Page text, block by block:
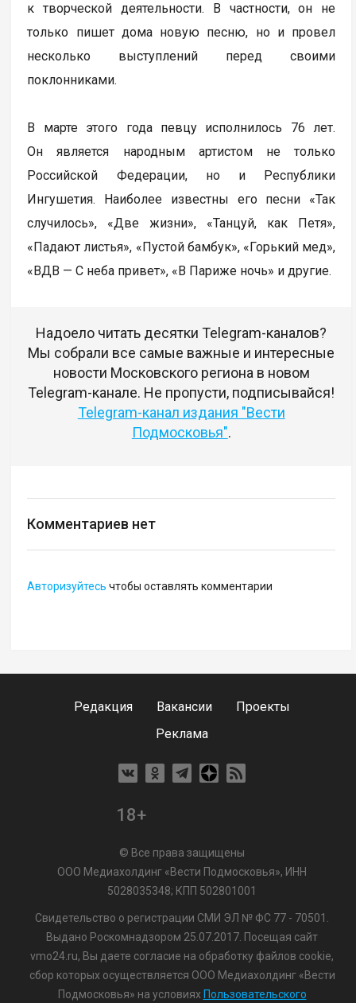
к творческой деятельности. В частности, он не
только пишет дома новую песню, но и провел
несколько выступлений перед своими
поклонниками.
В марте этого года певцу исполнилось 76 лет.
Он является народным артистом не только
Российской Федерации, но и Республики
Ингушетия. Наиболее известны его песни «Так
случилось», «Две жизни», «Танцуй, как Петя»,
«Падают листья», «Пустой бамбук», «Горький мед»,
«ВДВ — С неба привет», «В Париже ночь» и другие.
Надоело читать десятки Telegram-каналов?
Мы собрали все самые важные и интересные
новости Московского региона в новом
Telegram-канале. Не пропусти, подписывайся!
Telegram-канал издания "Вести
Подмосковья".
Комментариев нет
Авторизуйтесь чтобы оставлять комментарии
Редакция Вакансии
Проекты
Реклама
18+
© Все права защищены
ООО Медиахолдинг «Вести Подмосковья», ИНН
5028035348; КПП 502801001
Свидетельство о регистрации СМИ ЭЛ № ФС 77 - 70501.
Выдано Роскомнадзором 25.07.2017. Посещая сайт
vmo24.ru, Вы даете согласие на обработку файлов cookie,
сбор которых осуществляется ООО Медиахолдинг «Вести
Подмосковья» на условиях Пользовательского